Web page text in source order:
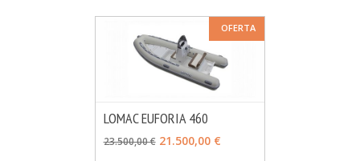
OFERTA
LOMAC EUFORIA 460
23.500,00 € 21.500,00 €